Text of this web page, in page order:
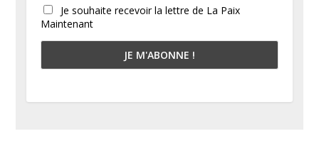
Je souhaite recevoir la lettre de La Paix
Maintenant